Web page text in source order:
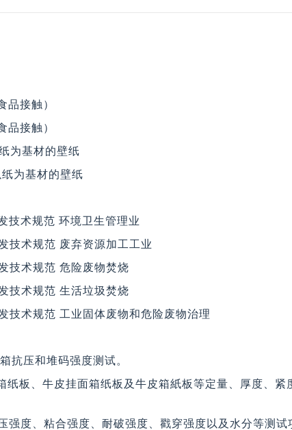
品接触）
品接触）
为基材的壁纸
为基材的壁纸
技术规范 环境卫生管理业
技术规范 废弃资源加工工业
技术规范 危险废物焚烧
技术规范 生活垃圾焚烧
技术规范 工业固体废物和危险废物治理
抗压和堆码强度测试。
板、牛皮挂面箱纸板及牛皮箱紙板等定量、厚度、紧
度、粘合强度、耐破强度、戳穿强度以及水分等测试